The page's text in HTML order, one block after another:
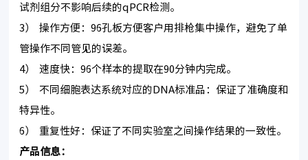
试剂组分不影响后续的qPCR检测。
3） 操作方便：96孔板方便客户用排枪集中操作，避免了单
管操作不同管见的误差。
4） 速度快：96个样本的提取在90分钟内完成。
5） 不同细胞表达系统对应的DNA标准品：保证了准确度和
特异性。
6） 重复性好：保证了不同实验室之间操作结果的一致性。
产品信息：